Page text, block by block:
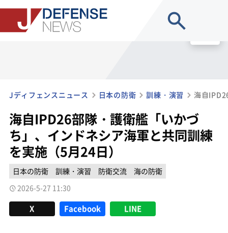
Jディフェンスニュース 日本の防衛 訓練・演習
海自IPD26部隊・護衛艦「いかづ
ち」、インドネシア海軍と共同訓練
を実施（5月24日）
日本の防衛 訓練・演習 防衛交流
海の防衛
2026-5-27 11:30
X Facebook LINE